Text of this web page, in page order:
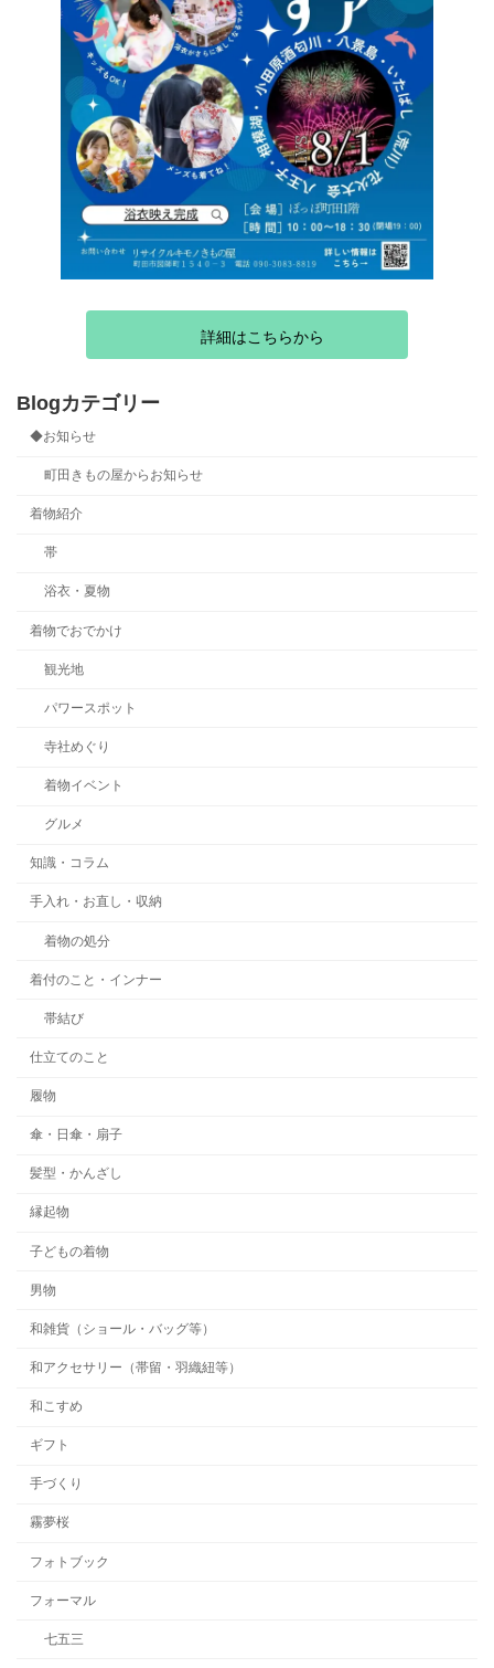
詳細はこちらから
Blogカテゴリー
◆お知らせ
町田きもの屋からお知らせ
着物紹介
帯
浴衣・夏物
着物でおでかけ
観光地
パワースポット
寺社めぐり
着物イベント
グルメ
知識・コラム
手入れ・お直し・収納
着物の処分
着付のこと・インナー
帯結び
仕立てのこと
履物
傘・日傘・扇子
髪型・かんざし
縁起物
子どもの着物
男物
和雑貨（ショール・バッグ等）
和アクセサリー（帯留・羽織紐等）
和こすめ
ギフト
手づくり
霧夢桜
フォトブック
フォーマル
七五三